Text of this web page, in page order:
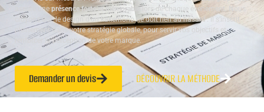
assure uneprésence forte et mémorablelors de chaque événement. Nous
croyons que le design d’un kakemono ne doit rien au hasard : il s’inscrit
pleinement dans votre stratégie globale, pour servir vos objectifs et
renforcer la perception de votre marque.
Demander un devis DÉCOUVRIR LA MÉTHODE